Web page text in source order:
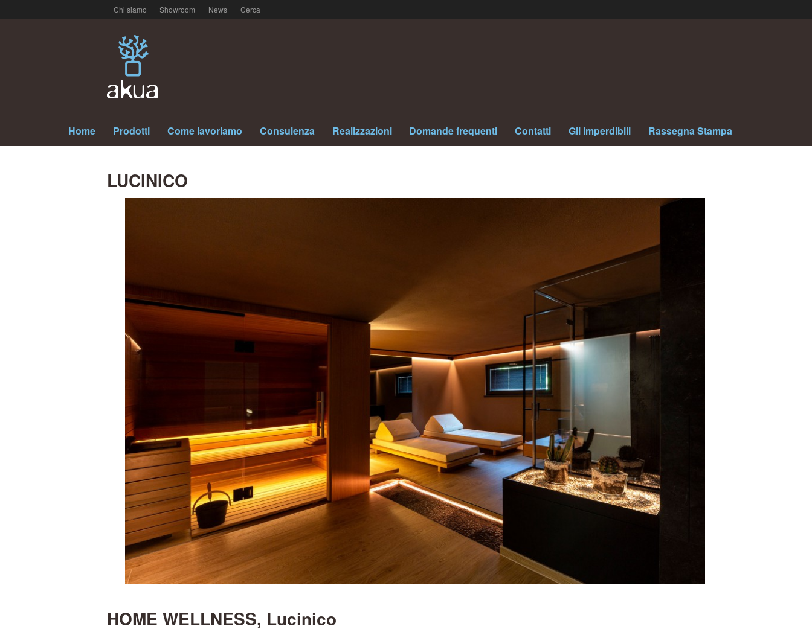
Chi siamo Showroom News Cerca
Home Prodotti Come lavoriamo Consulenza Realizzazioni Domande frequenti Contatti Gli Imperdibili Rassegna Stampa
LUCINICO
HOME WELLNESS, Lucinico